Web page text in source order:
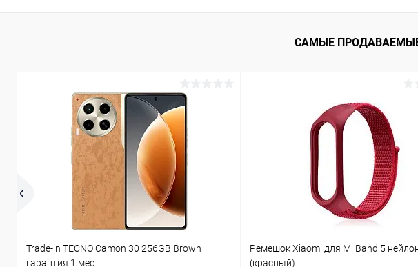
Сравнение
В избранное Под
САМЫЕ
Trade-in TECNO Camon 30 256GB Brown
гарантия 1 мес
Ремешок Xiaomi для Mi Band 5
(красный)